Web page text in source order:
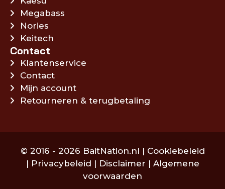
Megabass
Nories
Keitech
Contact
Klantenservice
Contact
Mijn account
Retourneren & terugbetaling
© 2016 - 2026 BaitNation.nl | Cookiebeleid
| Privacybeleid | Disclaimer | Algemene
voorwaarden